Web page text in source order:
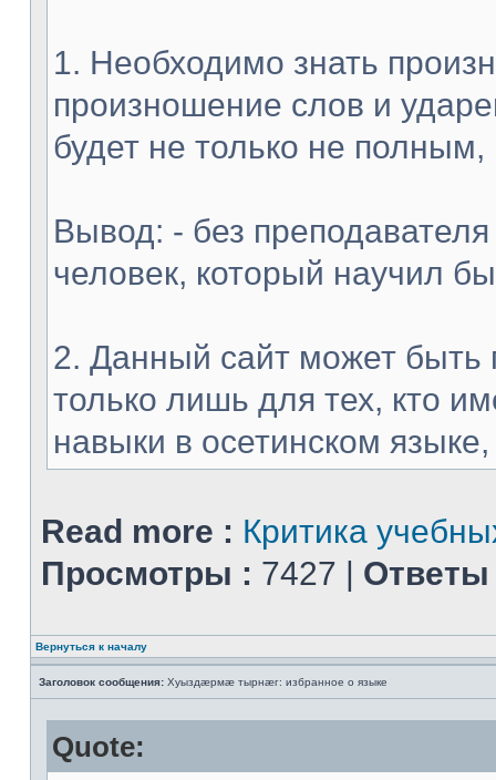
1. Необходимо знать
произношение слов и
будет не только не
Вывод: - без
человек, который научил
2. Данный сайт может быть
только лишь для тех, кто
навыки в осетинском
Read more : Критика
Просмотры : 7427 | Ответы
Вернуться к началу
Заголовок сообщения: Хуыздæрмæ тырнæг: избранное о языке
Quote: